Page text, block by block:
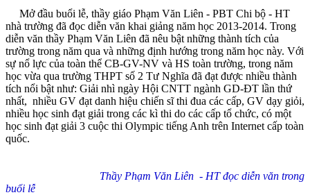
Mở đầu buổi lễ, thầy giáo Phạm Văn Liên - PBT Chi bộ - HT
nhà trường đã đọc diễn văn khai giảng năm học 2013-2014. Trong
diễn văn thầy Phạm Văn Liên đã nêu bật những thành tích của
trường trong năm qua và những định hướng trong năm học này. Với
sự nổ lực của toàn thể CB-GV-NV và HS toàn trường, trong năm
học vừa qua trường THPT số 2 Tư Nghĩa đã đạt được nhiều thành
tích nổi bật như: Giải nhì ngày Hội CNTT ngành GD-ĐT lần thứ
nhất, nhiều GV đạt danh hiệu chiến sĩ thi đua các cấp, GV dạy giỏi,
nhiều học sinh đạt giải trong các kì thi do các cấp tổ chức, có một
học sinh đạt giải 3 cuộc thi Olympic tiếng Anh trên Internet cấp toàn
quốc.
Thầy Phạm Văn Liên - HT đọc diễn văn trong
buổi lễ